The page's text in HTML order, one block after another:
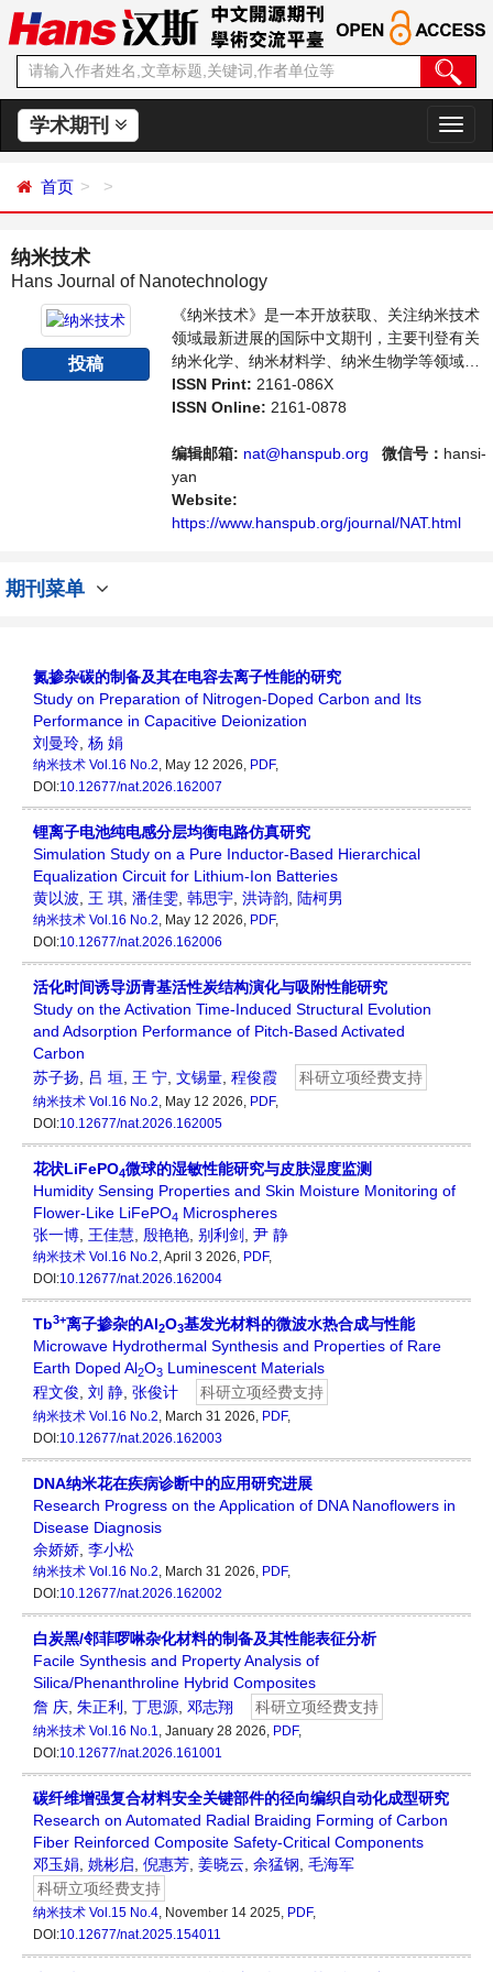
学术期刊
切
换
首页
纳米技术
Hans Journal of Nanotechnology
投稿
《纳米技术》是一本开放获取、关注纳米技术
领域最新进展的国际中文期刊，主要刊登有关
纳米化学、纳米材料学、纳米生物学等领域的
论文，反映国内外该领域的最新研究动态。本
刊支持思想创新、学术创新，倡导科学，繁荣
范围内的科学家、学者、科研人员提供一个传
播、分享和讨论纳米技术领域内不同方向问题
与发展的交流平台。
ISSN Print: 2161-086X
ISSN Online: 2161-0878
编辑邮箱: nat@hanspub.org 微信号： hansi-
yan
Website:
https://www.hanspub.org/journal/NAT.html
期刊菜单
氮掺杂碳的制备及其在电容去离子性能的研究
Study on Preparation of Nitrogen-Doped Carbon and Its
Performance in Capacitive Deionization
刘曼玲 杨 娟
纳米技术 Vol.16 No.2, May 12 2026, PDF,
DOI:10.12677/nat.2026.162007
锂离子电池纯电感分层均衡电路仿真研究
Simulation Study on a Pure Inductor-Based Hierarchical
Equalization Circuit for Lithium-Ion Batteries
黄以波
王 琪 潘佳雯 韩思宇 洪诗韵 陆柯男
纳米技术 Vol.16 No.2, May 12 2026, PDF,
DOI:10.12677/nat.2026.162006
活化时间诱导沥青基活性炭结构演化与吸附性能研究
Study on the Activation Time-Induced Structural Evolution
and Adsorption Performance of Pitch-Based Activated
Carbon
苏子扬
吕 垣 王 宁 文锡量 程俊霞 科研立项经费支持
纳米技术 Vol.16 No.2, May 12 2026, PDF,
DOI:10.12677/nat.2026.162005
花状LiFePO4微球的湿敏性能研究与皮肤湿度监测
Humidity Sensing Properties and Skin Moisture Monitoring of
Flower-Like LiFePO4 Microspheres
张一博 王佳慧 殷艳艳 别利剑 尹 静
纳米技术 Vol.16 No.2, April 3 2026, PDF,
DOI:10.12677/nat.2026.162004
Tb3+离子掺杂的Al2O3基发光材料的微波水热合成与性能
Microwave Hydrothermal Synthesis and Properties of Rare
Earth Doped Al2O3 Luminescent Materials
程文俊 刘 静 张俊计 科研立项经费支持
纳米技术 Vol.16 No.2, March 31 2026, PDF,
DOI:10.12677/nat.2026.162003
DNA纳米花在疾病诊断中的应用研究进展
Research Progress on the Application of DNA Nanoflowers in
Disease Diagnosis
余娇娇 李小松
纳米技术 Vol.16 No.2, March 31 2026, PDF,
DOI:10.12677/nat.2026.162002
白炭黑/邻菲啰啉杂化材料的制备及其性能表征分析
Facile Synthesis and Property Analysis of
Silica/Phenanthroline Hybrid Composites
詹 庆 朱正利 丁思源 邓志翔 科研立项经费支持
纳米技术 Vol.16 No.1, January 28 2026, PDF,
DOI:10.12677/nat.2026.161001
碳纤维增强复合材料安全关键部件的径向编织自动化成型研究
Research on Automated Radial Braiding Forming of Carbon
Fiber Reinforced Composite Safety-Critical Components
邓玉娟 姚彬启 倪惠芳 姜晓云 余猛钢 毛海军
科研立项经费支持
纳米技术 Vol.15 No.4, November 14 2025, PDF,
DOI:10.12677/nat.2025.154011